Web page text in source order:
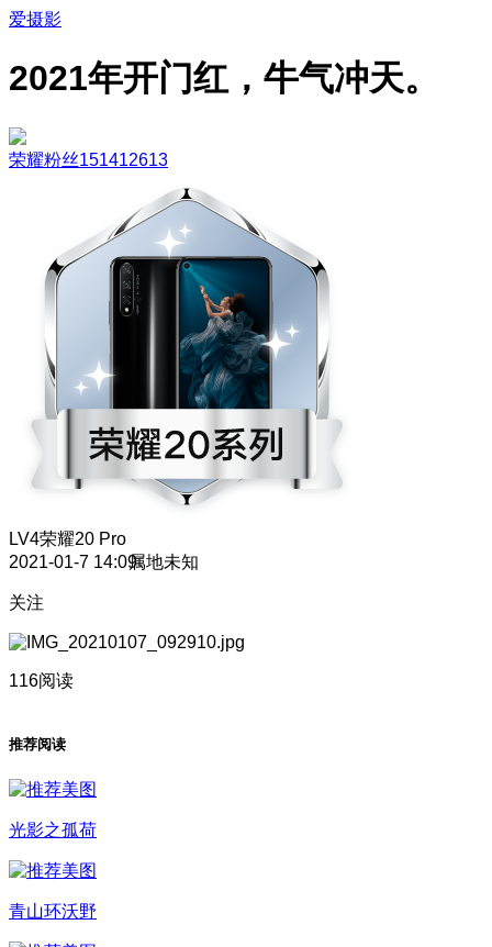
爱摄影
2021年开门红，牛气冲天。
荣耀粉丝151412613
LV4荣耀20 Pro
2021-01-7 14:09属地未知
关注
116阅读
推荐阅读
光影之孤荷
青山环沃野